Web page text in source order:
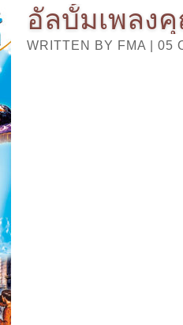
อัลบั้มเพลง
WRITTEN BY FMA 05